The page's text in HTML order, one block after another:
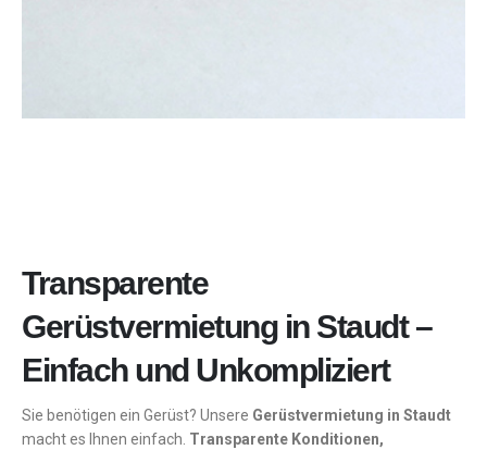
Transparente
Gerüstvermietung in Staudt –
Einfach und Unkompliziert
Sie benötigen ein Gerüst? Unsere Gerüstvermietung in Staudt
macht es Ihnen einfach. Transparente Konditionen,